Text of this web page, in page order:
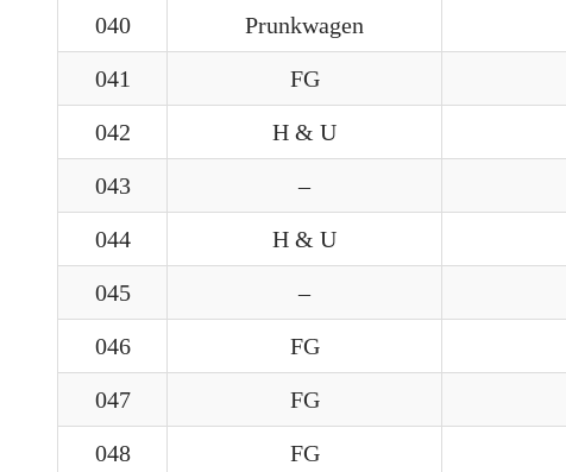
040 Prunkwagen
041 FG
042 H & U
043 –
044 H & U
045 –
046 FG
047 FG
048 FG